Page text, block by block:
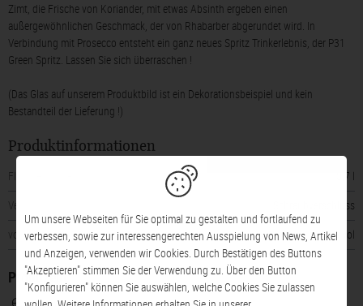
Zimt, die Frische von Koriander, mit etwas Absinth ergeben einen
außergewöhnlichen Geschmack, der von Rhabarber abgerundet wird. In
Verbindung mit Prosecco entsteht ein ganz neues Spritz Trinkerlebnis, der P31
Green Spritz. Lassen Sie sich überraschen !
(Das Glas auf unserem Produktbild ist ein Dekorationsbeispiel und kein
Bestandteil der Lieferung !)
Produktinformationen
Flaschengröße
0,7 l
Verschluss
Schraubverschluss
vorhandener Alkohol
11% vol
Produzent
Um unsere Webseiten für Sie optimal zu gestalten und fortlaufend zu
verbessen, sowie zur interessengerechten Ausspielung von News, Artikel
und Anzeigen, verwenden wir Cookies. Durch Bestätigen des Buttons
"Akzeptieren" stimmen Sie der Verwendung zu. Über den Button
"Konfigurieren" können Sie auswählen, welche Cookies Sie zulassen